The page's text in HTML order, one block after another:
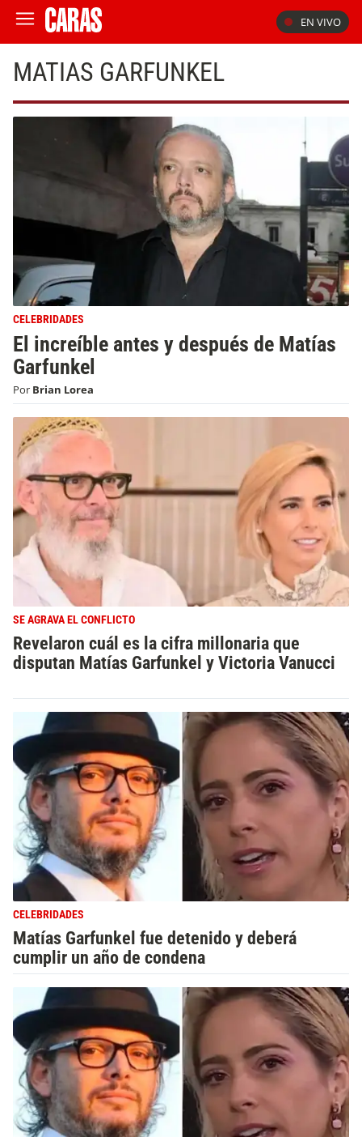
EN VIVO
MATIAS GARFUNKEL
CELEBRIDADES
El increíble antes y después de Matías
Garfunkel
Por Brian Lorea
SE AGRAVA EL CONFLICTO
Revelaron cuál es la cifra millonaria que
disputan Matías Garfunkel y Victoria Vanucci
CELEBRIDADES
Matías Garfunkel fue detenido y deberá
cumplir un año de condena